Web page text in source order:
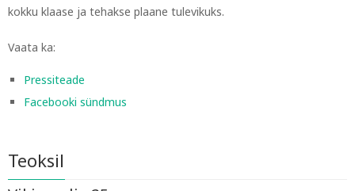
kokku klaase ja tehakse plaane tulevikuks.
Vaata ka:
Pressiteade
Facebooki sündmus
Teoksil